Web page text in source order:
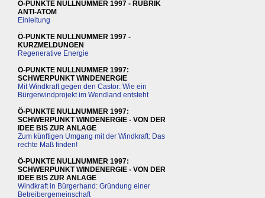
Ö-PUNKTE NULLNUMMER 1997 - RUBRIK
ANTI-ATOM
Einleitung
Ö-PUNKTE NULLNUMMER 1997 -
KURZMELDUNGEN
Regenerative Energie
Ö-PUNKTE NULLNUMMER 1997:
SCHWERPUNKT WINDENERGIE
Mit Windkraft gegen den Castor: Wie ein
Bürgerwindprojekt im Wendland entsteht
Ö-PUNKTE NULLNUMMER 1997:
SCHWERPUNKT WINDENERGIE - VON DER
IDEE BIS ZUR ANLAGE
Zum künftigen Umgang mit der Windkraft: Das
rechte Maß finden!
Ö-PUNKTE NULLNUMMER 1997:
SCHWERPUNKT WINDENERGIE - VON DER
IDEE BIS ZUR ANLAGE
Windkraft in Bürgerhand: Gründung einer
Betreibergemeinschaft